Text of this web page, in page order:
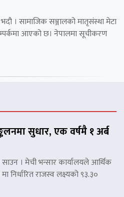
। सामाजिक सञ्जालको मातृसंस्था मेटा
आएको छ। नेपालमा सूचीकरण
सुधार, एक वर्षमै १ अर्ब
। मेची भन्सार कार्यालयले आर्थिक
निर्धारित राजस्व लक्ष्यको ९३.३०